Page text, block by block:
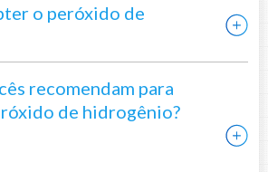
o peróxido de
recomendam para
de hidrogênio?